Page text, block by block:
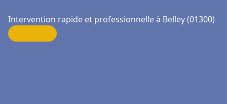
Intervention rapide et professionnelle à Belley (01300)